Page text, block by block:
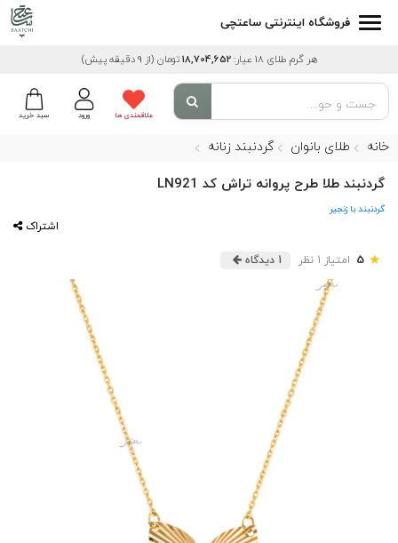
فروشگاه اینترنتی ساعتچی
هر گرم طلای 18 عیار: 18,704,652تومان (از 9 دقیقه پیش)
سبد خرید ورود علاقمندی ها
خانه طلای بانوان گردنبند زنانه
گردنبند طلا طرح پروانه تراش کد LN921
گردنبند با زنجیر
اشتراک
★
5 امتیاز 1 نظر 1 دیدگاه